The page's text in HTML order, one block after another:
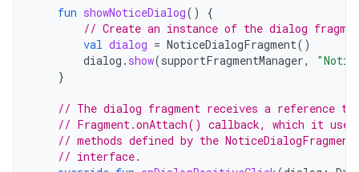
fun showNoticeDialog()
{
// Create an instance of the dialog
val dialog = NoticeDialogFragment()
dialog . show(supportFragmentManager,
}
// The dialog fragment receives a reference
// Fragment.onAttach() callback, which it
// methods defined by the
// interface.